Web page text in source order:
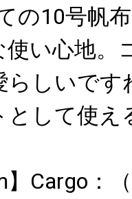
の10号帆
い心地。
らしいです
として使
】Cargo：